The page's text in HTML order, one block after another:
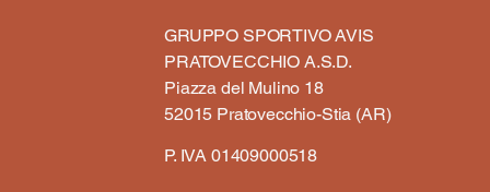
GRUPPO SPORTIVO AVIS
PRATOVECCHIO A.S.D.
Piazza del Mulino 18
52015 Pratovecchio-Stia (AR)
P. IVA 01409000518